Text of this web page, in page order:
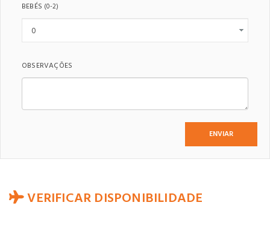
BEBÉS (0-2)
OBSERVAÇÕES
VERIFICAR DISPONIBILIDADE